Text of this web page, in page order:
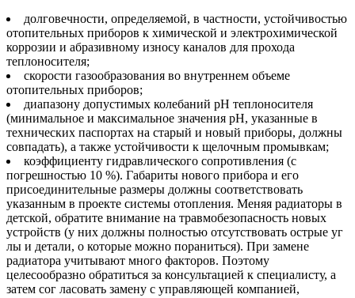
долговечности, определяемой, в частности, устойчивостью
отопительных приборов к химической и электрохимической
коррозии и абразивному износу каналов для прохода
теплоносителя;
скорости газообразования во внутреннем объеме
отопительных приборов;
диапазону допустимых колебаний pH теплоносителя
(минимальное и максимальное значения pH, указанные в
технических паспортах на старый и новый приборы, должны
совпадать), а также устойчивости к щелочным промывкам;
коэффициенту гидравлического сопротивления (с
погрешностью 10 %). Габариты нового прибора и его
присоединительные размеры должны соответствовать
указанным в проекте системы отопления. Меняя радиаторы в
детской, обратите внимание на травмобезопасность новых
устройств (у них должны полностью отсутствовать острые уг
лы и детали, о которые можно пораниться). При замене
радиатора учитывают много факторов. Поэтому
целесообразно обратиться за консультацией к специалисту, а
затем сог ласовать замену с управляющей компанией,